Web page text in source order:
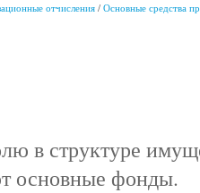
отчисления/ Основные средства
в структуре
основные фонды.